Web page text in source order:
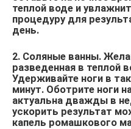
теплой воде и
процедуру для
день.
2. Соляные ванны.
разведенная в теплой
Удерживайте ноги в
минут. Оботрите ноги
актуальна дважды в
ускорить результат
капель ромашкового